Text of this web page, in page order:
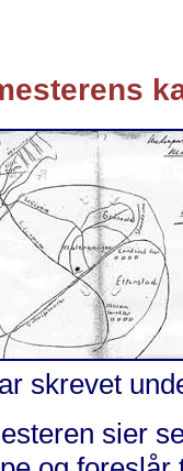
skrevet
sier